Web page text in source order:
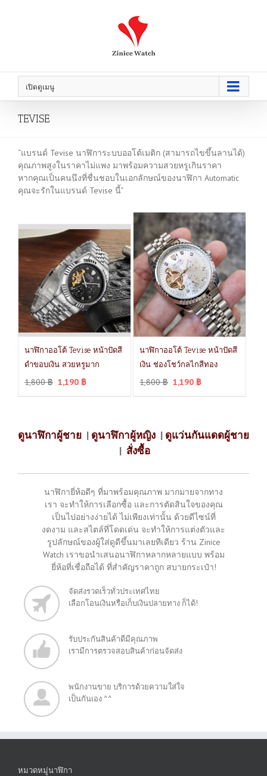
เปิดดูเมนู
TEVISE
“แบรนด์ Tevise นาฬิการะบบออโต้เมติก (สามารถไขขึ้นลานได้)
คุณภาพสูงในราคาไม่แพง มาพร้อมความสวยหรูเกินราคา
หากคุณเป็นคนนึงที่ชื่นชอบในเอกลักษณ์ของนาฬิกา Automatic
คุณจะรักในแบรนด์ Tevise นี้”
นาฬิกาออโต้ Tevise หน้าปัดสี
ดำขอบเงิน สวยหรูมาก
1,800฿ 1,190 ฿
นาฬิกาออโต้ Tevise หน้าปัดสี
เงิน ช่องโชว์กลไกสีทอง
1,800฿ 1,190 ฿
ดูนาฬิกาผู้ชาย | ดูนาฬิกาผู้หญิง | ดูแว่นกันแดดผู้ชาย
| สั่งซื้อ
นาฬิกายี่ห้อดีๆ ที่มาพร้อมคุณภาพ มากมายจากทาง
เรา จะทำให้การเลือกซื้อ และการตัดสินใจของคุณ
เป็นไปอย่างง่ายได้ ไม่เพียงเท่านั้น ด้วยดีไซน์ที่
งดงาม และสไตล์ที่โดดเด่น จะทำให้การแต่งตัวและ
รูปลักษณ์ของผู้ใส่ดูดีขึ้นมาเลยทีเดียว ร้าน Zinice
Watch เราขอนำเสนอนาฬิกาหลากหลายแบบ พร้อม
ยี่ห้อที่เชื่อถือได้ ที่สำคัญราคาถูก สบายกระเป๋า!
จัดส่งรวดเร็วทั่วประเทศไทย
เลือกโอนเงินหรือเก็บเงินปลายทาง ก็ได้!
รับประกันสินค้าดีมีคุณภาพ
เรามีการตรวจสอบสินค้าก่อนจัดส่ง
พนักงานขาย บริการด้วยความใส่ใจ
เป็นกันเอง ^^
หมวดหมู่นาฬิกา